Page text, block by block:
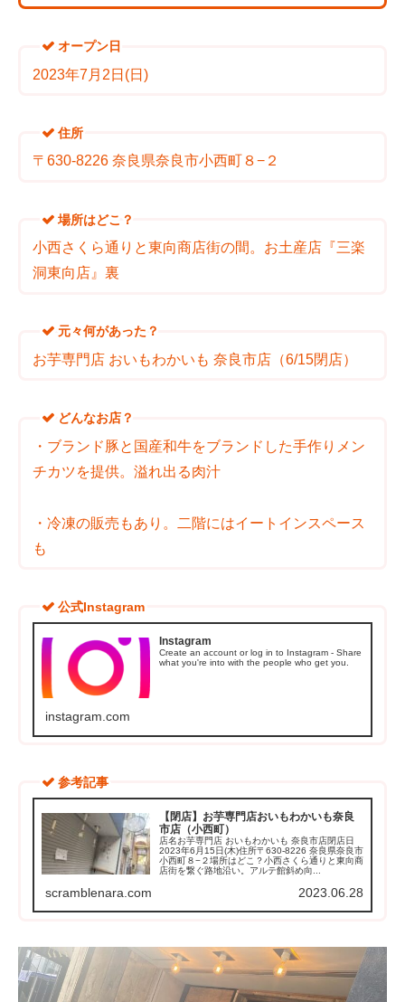
オープン日
2023年7月2日(日)
住所
〒630-8226 奈良県奈良市小西町８−２
場所はどこ？
小西さくら通りと東向商店街の間。お土産店『三楽
洞東向店』裏
元々何があった？
お芋専門店 おいもわかいも 奈良市店（6/15閉店）
どんなお店？
・ブランド豚と国産和牛をブランドした手作りメン
チカツを提供。溢れ出る肉汁
・冷凍の販売もあり。二階にはイートインスペース
も
公式Instagram
Instagram
Create an account or log in to Instagram - Share
what you're into with the people who get you.
instagram.com
参考記事
【閉店】お芋専門店おいもわかいも奈良
市店（小西町）
店名お芋専門店 おいもわかいも 奈良市店閉店日
2023年6月15日(木)住所〒630-8226 奈良県奈良市
小西町８−２場所はどこ？小西さくら通りと東向商
店街を繋ぐ路地沿い。アルテ館斜め向...
scramblenara.com 2023.06.28